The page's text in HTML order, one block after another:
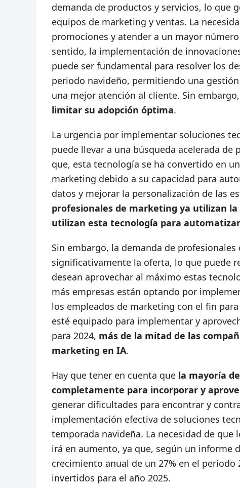
demanda de productos y servicios, lo que
equipos de marketing y ventas. La
promociones y atender a un mayor
sentido, la implementación de
puede ser fundamental para resolver los
periodo navideño, permitiendo una
una mejor atención al cliente. Sin embargo,
limitar su adopción óptima.
La urgencia por implementar soluciones
puede llevar a una búsqueda acelerada de
que, esta tecnología se ha convertido en
marketing debido a su capacidad para
datos y mejorar la personalización de las
profesionales de marketing ya utilizan la
utilizan esta tecnología para
Sin embargo, la demanda de
significativamente la oferta, lo que puede
desean aprovechar al máximo estas
más empresas están optando por
los empleados de marketing con el fin
esté equipado para implementar y
para 2024, más de la mitad de las
marketing en IA.
Hay que tener en cuenta que la mayoría de
completamente para incorporar y
generar dificultades para encontrar y
implementación efectiva de soluciones
temporada navideña. La necesidad de
irá en aumento, ya que, según un informe
crecimiento anual de un 27% en el periodo
invertidos para el año 2025.